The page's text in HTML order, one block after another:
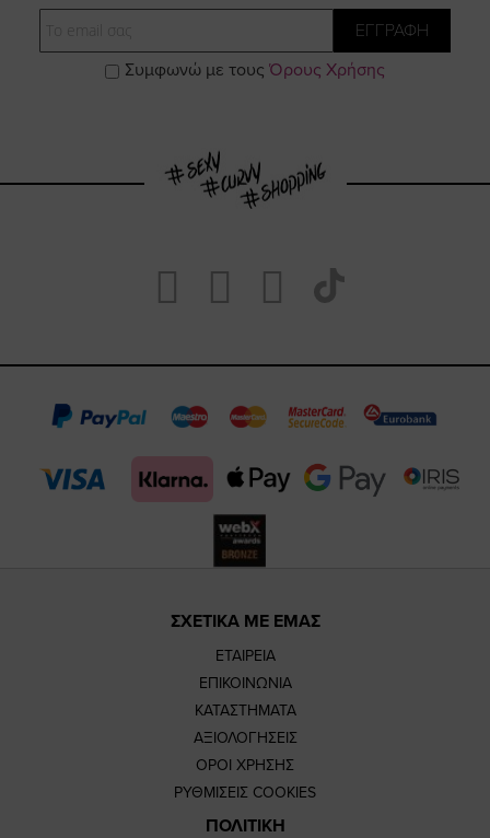
ΕΓΓΡΑΦΗ
Συμφωνώ με τους Όρους Χρήσης
Visit
https://
page
Visit
https://
page
Visit
https://
page
our
TikTok
page
ΣΧΕΤΙΚΑ ΜΕ ΕΜΑΣ
ΕΤΑΙΡΕΙΑ
ΕΠΙΚΟΙΝΩΝΙΑ
ΚΑΤΑΣΤΗΜΑΤΑ
ΑΞΙΟΛΟΓΗΣΕΙΣ
ΟΡΟΙ ΧΡΗΣΗΣ
ΡΥΘΜΙΣΕΙΣ COOKIES
ΠΟΛΙΤΙΚΗ